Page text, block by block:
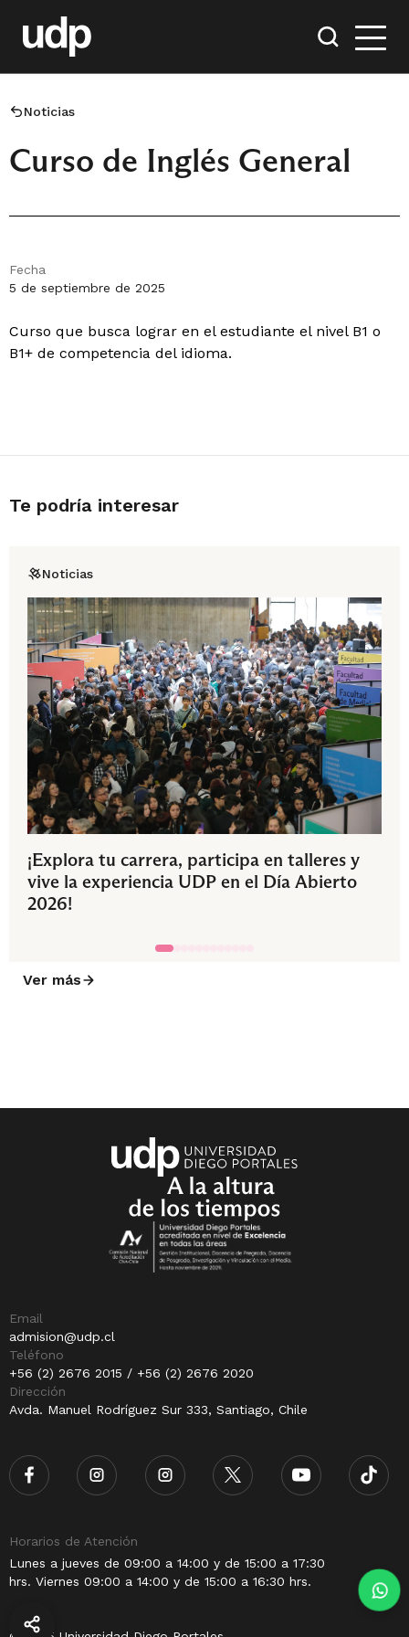
Noticias
Curso de Inglés General
Fecha
5 de septiembre de 2025
Curso que busca lograr en el estudiante el nivel B1 o
B1+ de competencia del idioma.
Te podría interesar
Noticias
¡Explora tu carrera, participa en talleres y
vive la experiencia UDP en el Día Abierto
2026!
Ver más
Email
admision@udp.cl
Teléfono
+56 (2) 2676 2015 / +56 (2) 2676 2020
Dirección
Avda. Manuel Rodríguez Sur 333, Santiago, Chile
Horarios de Atención
Lunes a jueves de 09:00 a 14:00 y de 15:00 a 17:30
hrs. Viernes 09:00 a 14:00 y de 15:00 a 16:30 hrs.